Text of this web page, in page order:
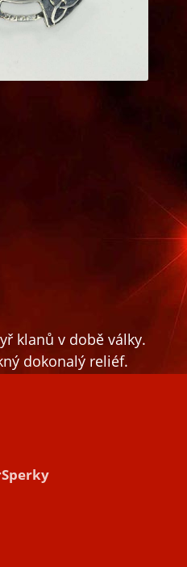
klanů v době války.
dokonalý reliéf.